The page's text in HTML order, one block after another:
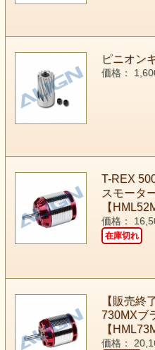
ピニオン
価格：
T-REX
スモータ
【
価格：
在庫切れ
【販売終
730MXブ
【
価格：